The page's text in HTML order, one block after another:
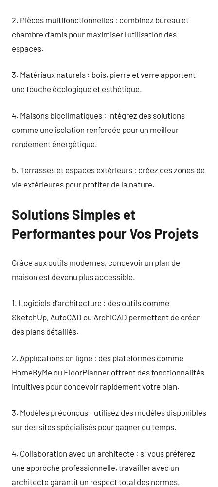
2. Pièces multifonctionnelles : combinez bureau et
chambre d’amis pour maximiser l’utilisation des
espaces.
3. Matériaux naturels : bois, pierre et verre apportent
une touche écologique et esthétique.
4. Maisons bioclimatiques : intégrez des solutions
comme une isolation renforcée pour un meilleur
rendement énergétique.
5. Terrasses et espaces extérieurs : créez des zones de
vie extérieures pour profiter de la nature.
Solutions Simples et
Performantes pour Vos Projets
Grâce aux outils modernes, concevoir un plan de
maison est devenu plus accessible.
1. Logiciels d’architecture : des outils comme
SketchUp, AutoCAD ou ArchiCAD permettent de créer
des plans détaillés.
2. Applications en ligne : des plateformes comme
HomeByMe ou FloorPlanner offrent des fonctionnalités
intuitives pour concevoir rapidement votre plan.
3. Modèles préconçus : utilisez des modèles disponibles
sur des sites spécialisés pour gagner du temps.
4. Collaboration avec un architecte : si vous préférez
une approche professionnelle, travailler avec un
architecte garantit un respect total des normes.